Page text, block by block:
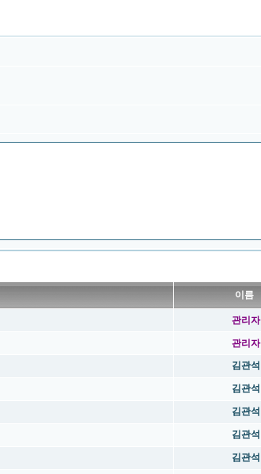
이름
관리자
관리자
김관석
김관석
김관석
김관석
김관석